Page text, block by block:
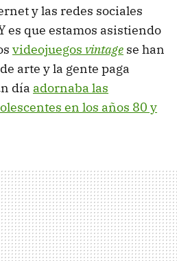
y las redes sociales
es que estamos asistiendo
videojuegos vintage se han
arte y la gente paga
día adornaba las
en los años 80 y